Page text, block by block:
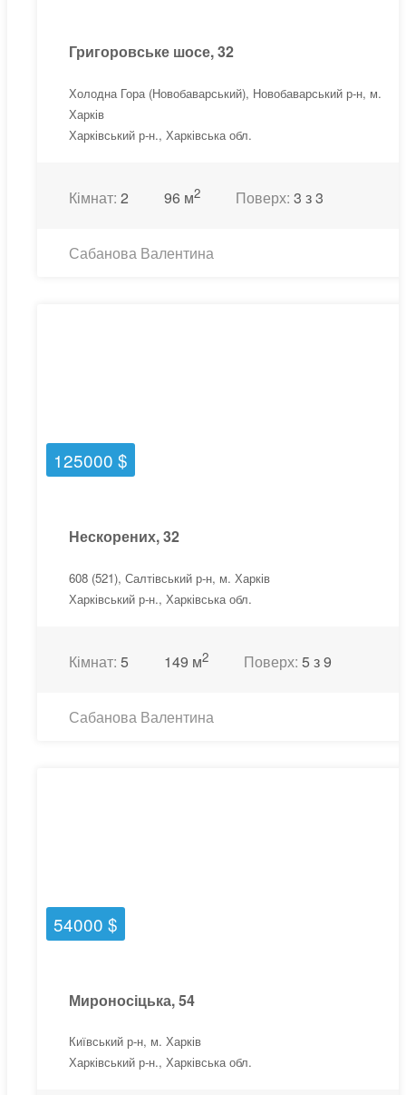
Григоровське шосе, 32
Холодна Гора (Новобаварський), Новобаварський р-н, м.
Харків
Харківський р-н., Харківська обл.
Кімнат: 2 96 м2 Поверх: 3 з 3
Сабанова Валентина
125000 $
Нескорених, 32
608 (521), Салтівський р-н, м. Харків
Харківський р-н., Харківська обл.
Кімнат: 5 149 м2 Поверх: 5 з 9
Сабанова Валентина
54000 $
Мироносіцька, 54
Київський р-н, м. Харків
Харківський р-н., Харківська обл.